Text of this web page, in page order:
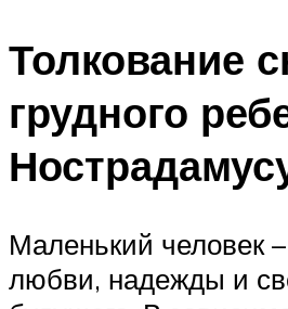
Толкование
грудного
Маленький человек
любви, надежды и